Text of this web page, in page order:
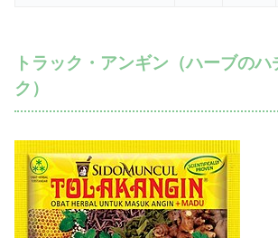
トラック・アンギン（ハーブの
ク）